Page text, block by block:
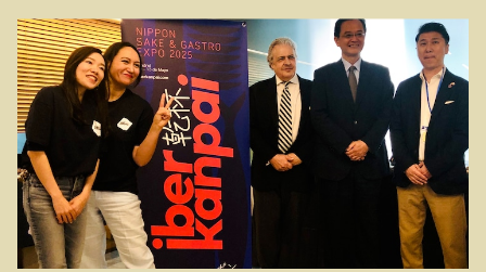
Hokkaido SPACE Winery マロワインズ
Domaine Mizuki Nakai ミズキ ナカイ
安芸農園
ミソノヴィンヤード